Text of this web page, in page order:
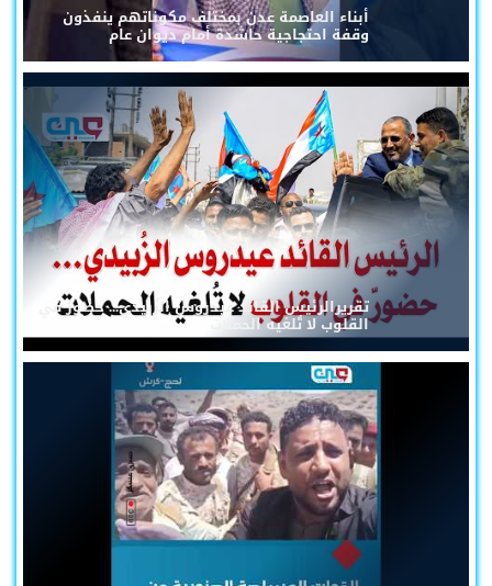
أبناء العاصمة عدن بمختلف مكوناتهم ينفذون
وقفة احتجاجية حاشدة أمام ديوان عام
تقريرالرئيس القائد عيدروس الزُبيدي... حضورٌ في
القلوب لا تُلغيه الحملات